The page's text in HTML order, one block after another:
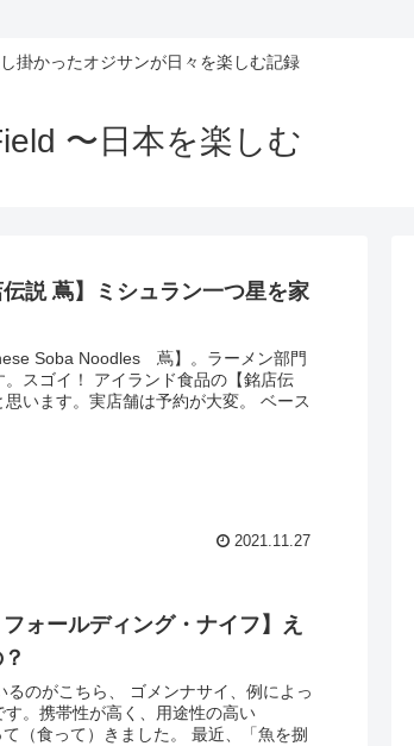
掛かったオジサンが日々を楽しむ記録
〜日本を楽しむ
説 蔦】ミシュラン一つ星を家
Soba Noodles 蔦】。ラーメン部門
スゴイ！ アイランド食品の【銘店伝
います。実店舗は予約が大変。 ベース
2021.11.27
ォールディング・ナイフ】え
のがこちら、 ゴメンナサイ、例によっ
。携帯性が高く、用途性の高い
（食って）きました。 最近、「魚を捌